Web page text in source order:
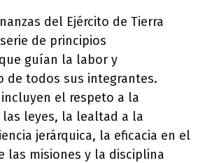
del Ejército de Tierra
de principios
guían la labor y
de todos sus integrantes.
el respeto a la
leyes, la lealtad a la
jerárquica, la eficacia en el
las misiones y la disciplina